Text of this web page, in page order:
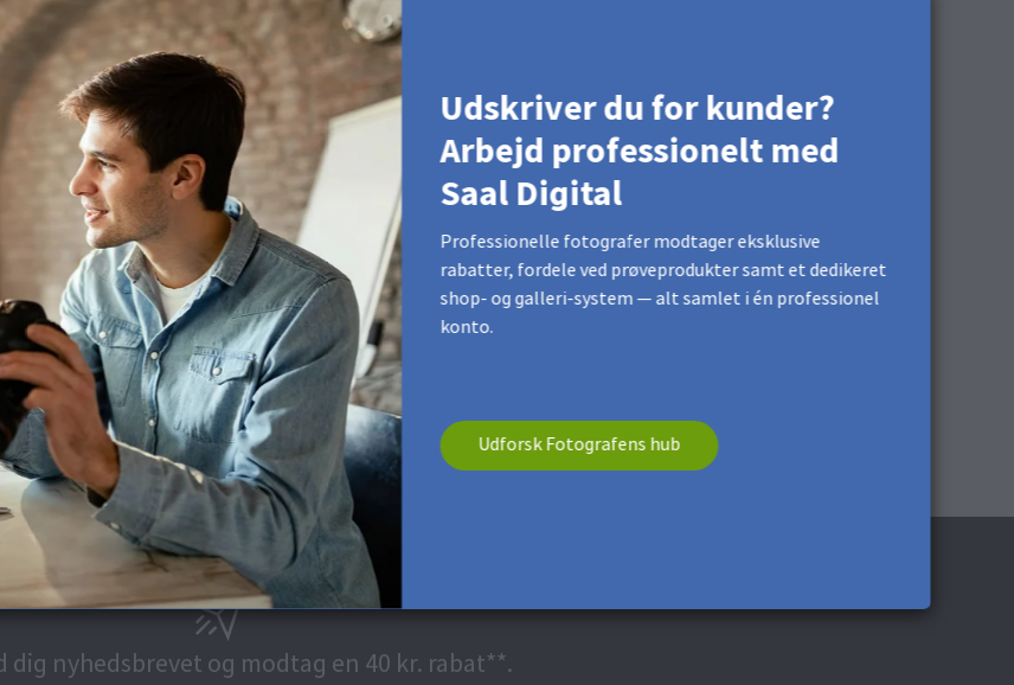
genanvendt affald efter forbrug (PCW rPET)
#17365d
overflade.
Udskriver du for kunder?
Arbejd professionelt med
Saal Digital
Professionelle fotografer modtager eksklusive
rabatter, fordele ved prøveprodukter samt et dedikeret
shop- og galleri-system — alt samlet i én professionel
konto.
Udforsk Fotografens hub
dig nyhedsbrevet og modtag en 40 kr. rabat**.